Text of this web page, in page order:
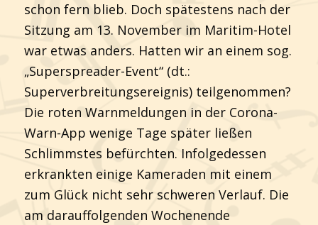
schon fern blieb. Doch spätestens nach der
Sitzung am 13. November im Maritim-Hotel
war etwas anders. Hatten wir an einem sog.
„Superspreader-Event“ (dt.:
Superverbreitungsereignis) teilgenommen?
Die roten Warnmeldungen in der Corona-
Warn-App wenige Tage später ließen
Schlimmstes befürchten. Infolgedessen
erkrankten einige Kameraden mit einem
zum Glück nicht sehr schweren Verlauf. Die
am darauffolgenden Wochenende